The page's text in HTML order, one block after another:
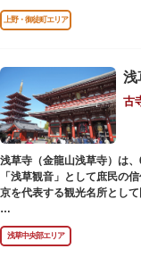
前のみ開花するので、シー
す。綺麗な蓮の花を近くか
から池を眺めれば、新しい
にはマガモ・オナガガモな
でバードウォッチングがで
ファミリーで、カップルで
過ごしください。
上野・御徒町エリア
浅
古
浅草寺（金龍山浅草寺）は
「浅草観音」として庶民の
京を代表する観光名所とし
浅草の象徴とも言える「雷
神像が安置された浅草寺の
浅草中央部エリア